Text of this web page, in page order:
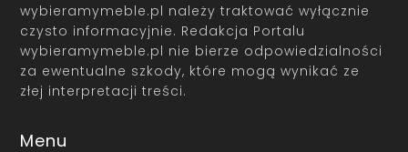
wybieramymeble.pl należy traktować wyłącznie
czysto informacyjnie. Redakcja Portalu
wybieramymeble.pl nie bierze odpowiedzialności
za ewentualne szkody, które mogą wynikać ze
złej interpretacji treści.
Menu